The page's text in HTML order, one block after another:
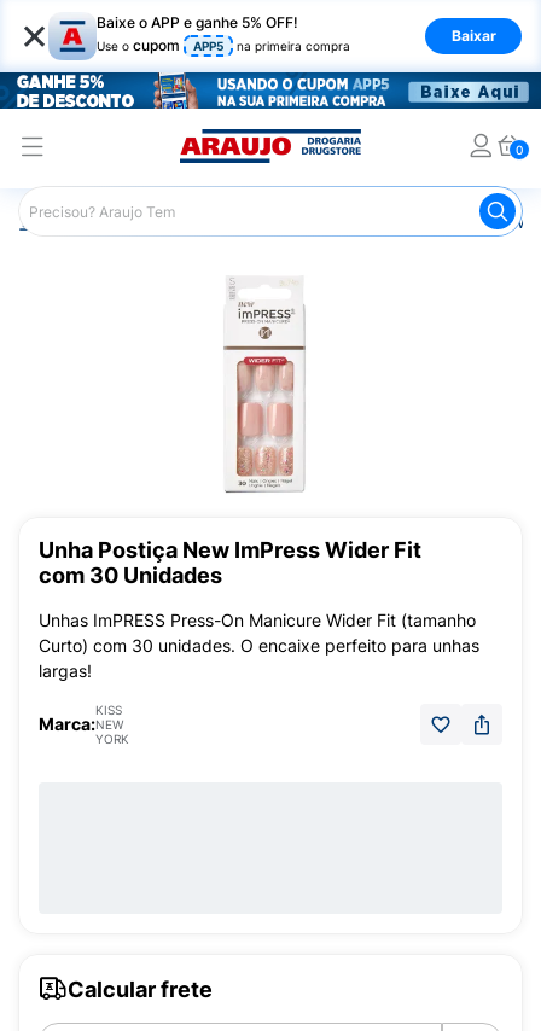
× Baixe o APP e ganhe 5% OFF!
Use o cupom APP5 na primeira compra
Baixar
0
Araujo Beleza e Cuidados Unha Postiça
Unha Postiça New ImPress Wider Fit
com 30 Unidades
Unhas ImPRESS Press-On Manicure Wider Fit (tamanho
Curto) com 30 unidades. O encaixe perfeito para unhas
largas!
Marca:
KISS
NEW
YORK
Calcular frete